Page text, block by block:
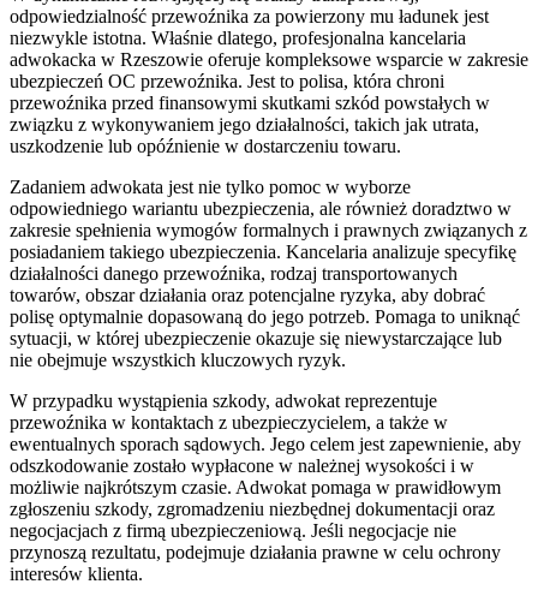
odpowiedzialność przewoźnika za powierzony mu ładunek jest
niezwykle istotna. Właśnie dlatego, profesjonalna kancelaria
adwokacka w Rzeszowie oferuje kompleksowe wsparcie w zakresie
ubezpieczeń OC przewoźnika. Jest to polisa, która chroni
przewoźnika przed finansowymi skutkami szkód powstałych w
związku z wykonywaniem jego działalności, takich jak utrata,
uszkodzenie lub opóźnienie w dostarczeniu towaru.
Zadaniem adwokata jest nie tylko pomoc w wyborze
odpowiedniego wariantu ubezpieczenia, ale również doradztwo w
zakresie spełnienia wymogów formalnych i prawnych związanych z
posiadaniem takiego ubezpieczenia. Kancelaria analizuje specyfikę
działalności danego przewoźnika, rodzaj transportowanych
towarów, obszar działania oraz potencjalne ryzyka, aby dobrać
polisę optymalnie dopasowaną do jego potrzeb. Pomaga to uniknąć
sytuacji, w której ubezpieczenie okazuje się niewystarczające lub
nie obejmuje wszystkich kluczowych ryzyk.
W przypadku wystąpienia szkody, adwokat reprezentuje
przewoźnika w kontaktach z ubezpieczycielem, a także w
ewentualnych sporach sądowych. Jego celem jest zapewnienie, aby
odszkodowanie zostało wypłacone w należnej wysokości i w
możliwie najkrótszym czasie. Adwokat pomaga w prawidłowym
zgłoszeniu szkody, zgromadzeniu niezbędnej dokumentacji oraz
negocjacjach z firmą ubezpieczeniową. Jeśli negocjacje nie
przynoszą rezultatu, podejmuje działania prawne w celu ochrony
interesów klienta.